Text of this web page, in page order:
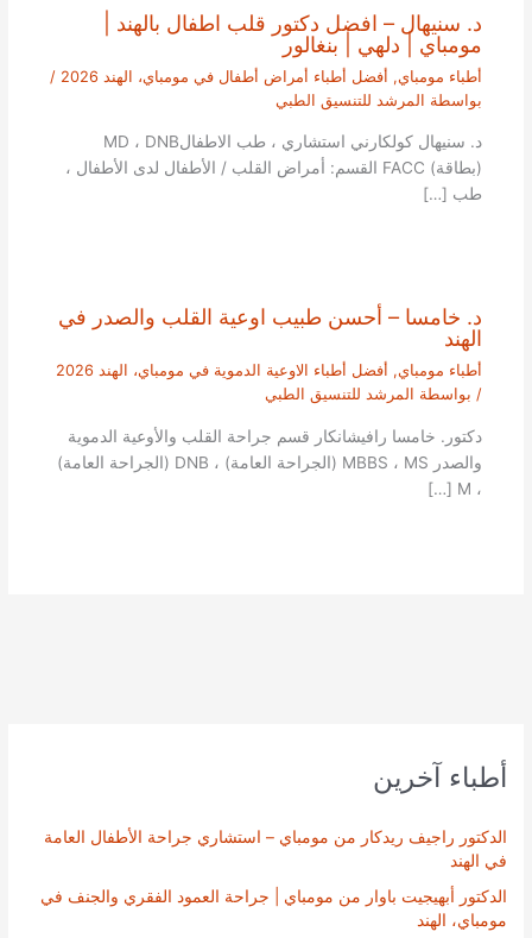
أطباء آخرين
الدكتور راجيف ريدكار من مومباي – استشاري جراحة الأطفال العامة
في الهند
الدكتور أبهيجيت باوار من مومباي | جراحة العمود الفقري والجنف في
مومباي، الهند
د. سنيهال – افضل دكتور قلب اطفال بالهند |
مومباي | دلهي | بنغالور
أطباء مومباي, أفضل أطباء أمراض أطفال في مومباي، الهند 2026
/
بواسطة المرشد للتنسيق الطبي
د. سنيهال كولكارني استشاري ، طب الاطفالMD ، DNB
(بطاقة) FACC القسم: أمراض القلب / الأطفال لدى الأطفال ،
طب […]
د. خامسا – أحسن طبيب اوعية القلب والصدر في
الهند
أطباء مومباي, أفضل أطباء الاوعية الدموية في مومباي، الهند 2026
/ بواسطة المرشد للتنسيق الطبي
دكتور. خامسا رافيشانكار قسم جراحة القلب والأوعية الدموية
والصدر MBBS ، MS (الجراحة العامة) ، DNB (الجراحة العامة)
، M […]